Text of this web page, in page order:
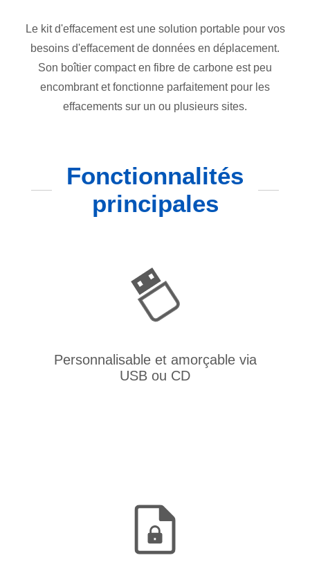
Le kit d'effacement est une solution portable pour vos
besoins d'effacement de données en déplacement.
Son boîtier compact en fibre de carbone est peu
encombrant et fonctionne parfaitement pour les
effacements sur un ou plusieurs sites.
Fonctionnalités
principales
Personnalisable et amorçable via
USB ou CD